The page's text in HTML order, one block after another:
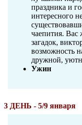
праздника и
интересного
чаепития. Вас
загадок,
возможность
дружной,
Ужин
3 ДЕНЬ - 5/9 января